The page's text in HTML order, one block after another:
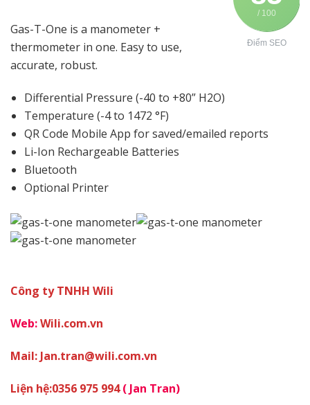
/ 100
Điểm SEO
Gas-T-One is a manometer +
thermometer in one. Easy to use,
accurate, robust.
Differential Pressure (-40 to +80” H2O)
Temperature (-4 to 1472 °F)
QR Code Mobile App for saved/emailed reports
Li-Ion Rechargeable Batteries
Bluetooth
Optional Printer
Công ty TNHH Wili
Web:Wili.com.vn
Mail: Jan.tran@wili.com.vn
Liện hệ:0356 975 994 ( Jan Tran)